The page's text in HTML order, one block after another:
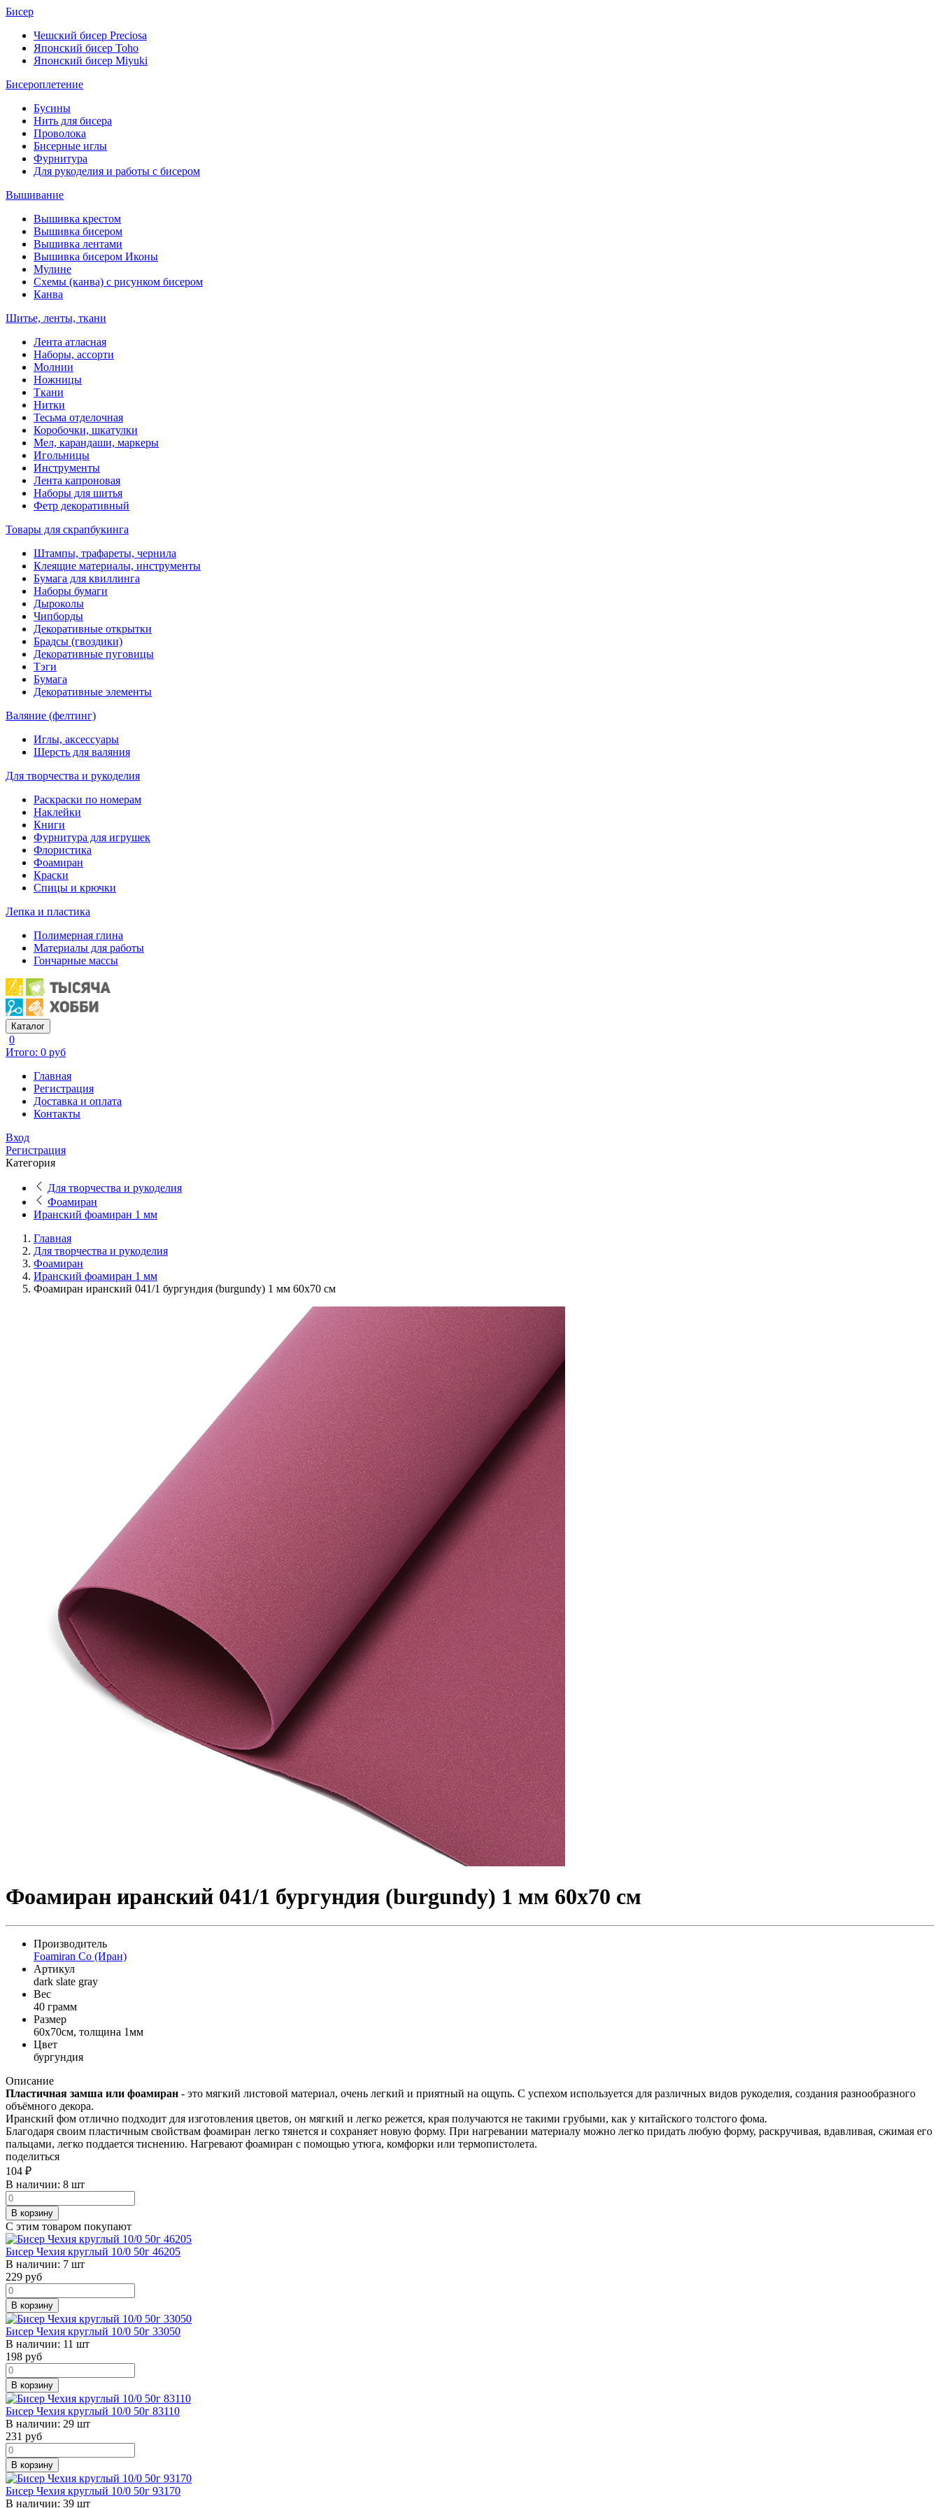
Бисер
Чешский бисер Preciosa
Японский бисер Toho
Японский бисер Miyuki
Бисероплетение
Бусины
Нить для бисера
Проволока
Бисерные иглы
Фурнитура
Для рукоделия и работы с бисером
Вышивание
Вышивка крестом
Вышивка бисером
Вышивка лентами
Вышивка бисером Иконы
Мулине
Схемы (канва) с рисунком бисером
Канва
Шитье, ленты, ткани
Лента атласная
Наборы, ассорти
Молнии
Ножницы
Ткани
Нитки
Тесьма отделочная
Коробочки, шкатулки
Мел, карандаши, маркеры
Игольницы
Инструменты
Лента капроновая
Наборы для шитья
Фетр декоративный
Товары для скрапбукинга
Штампы, трафареты, чернила
Клеящие материалы, инструменты
Бумага для квиллинга
Наборы бумаги
Дыроколы
Чипборды
Декоративные открытки
Брадсы (гвоздики)
Декоративные пуговицы
Тэги
Бумага
Декоративные элементы
Валяние (фелтинг)
Иглы, аксессуары
Шерсть для валяния
Для творчества и рукоделия
Раскраски по номерам
Наклейки
Книги
Фурнитура для игрушек
Флористика
Фоамиран
Краски
Спицы и крючки
Лепка и пластика
Полимерная глина
Материалы для работы
Гончарные массы
Каталог
0
Итого: 0 руб
Главная
Регистрация
Доставка и оплата
Контакты
Вход
Регистрация
Категория
Для творчества и рукоделия
Фоамиран
Иранский фоамиран 1 мм
Главная
Для творчества и рукоделия
Фоамиран
Иранский фоамиран 1 мм
Фоамиран иранский 041/1 бургундия (burgundy) 1 мм 60х70 см
Фоамиран иранский 041/1 бургундия (burgundy) 1 мм 60х70 см
Производитель
Foamiran Co (Иран)
Артикул
dark slate gray
Вес
40 грамм
Размер
60x70см, толщина 1мм
Цвет
бургундия
Описание
Пластичная замша или фоамиран - это мягкий листовой материал, очень легкий и приятный на ощупь. С успехом используется для различных видов рукоделия, создания разнообразного
объёмного декора.
Иранский фом отлично подходит для изготовления цветов, он мягкий и легко режется, края получаются не такими грубыми, как у китайского толстого фома.
Благодаря своим пластичным свойствам фоамиран легко тянется и сохраняет новую форму. При нагревании материалу можно легко придать любую форму, раскручивая, вдавливая, сжимая его
пальцами, легко поддается тиснению. Нагревают фоамиран с помощью утюга, комфорки или термопистолета.
поделиться
104 ₽
В наличии: 8 шт
В корзину
С этим товаром покупают
Бисер Чехия круглый 10/0 50г 46205
В наличии: 7 шт
229 руб
В корзину
Бисер Чехия круглый 10/0 50г 33050
В наличии: 11 шт
198 руб
В корзину
Бисер Чехия круглый 10/0 50г 83110
В наличии: 29 шт
231 руб
В корзину
Бисер Чехия круглый 10/0 50г 93170
В наличии: 39 шт